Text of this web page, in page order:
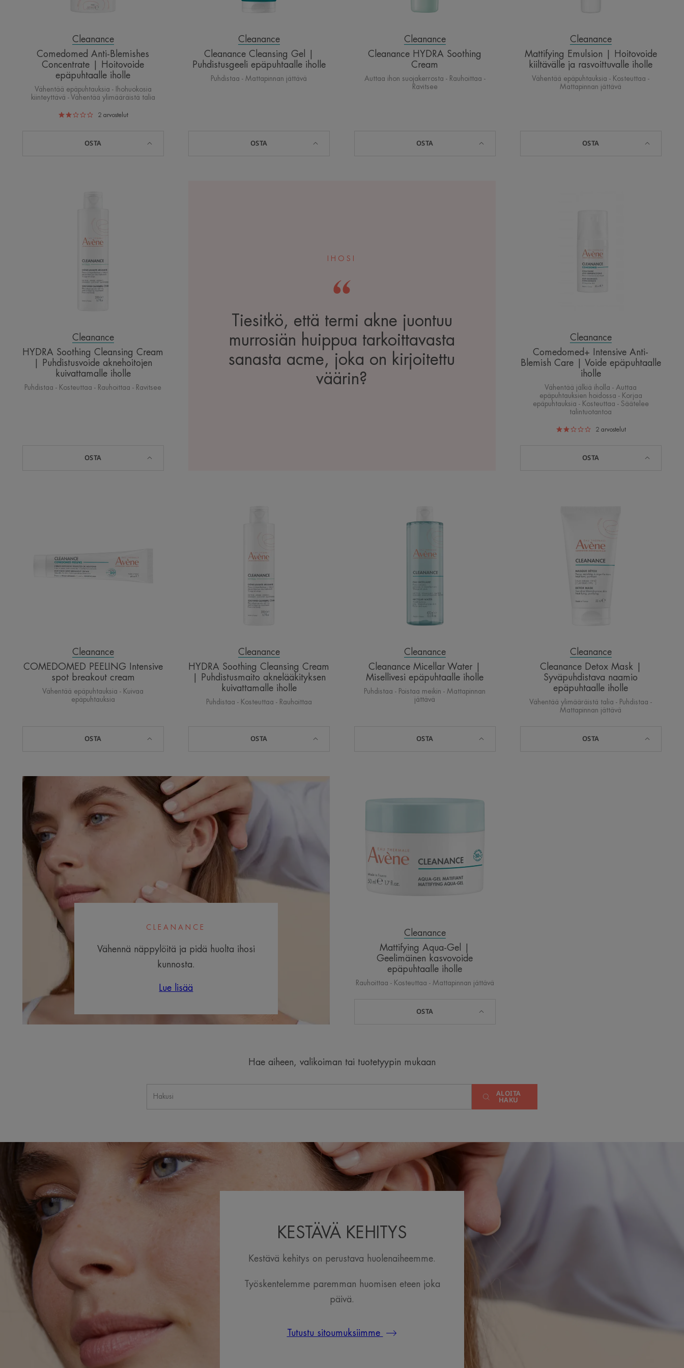
Cleanance
Comedomed Anti-Blemishes
Concentrate | Hoitovoide
epäpuhtaalle iholle
Vähentää epäpuhtauksia - Ihohuokosia
kiinteyttävä - Vähentää ylimääräistä talia
2 arvostelut
OSTA
Cleanance
Cleanance Cleansing Gel |
Puhdistusgeeli epäpuhtaalle iholle
Puhdistaa - Mattapinnan jättävä
OSTA
Cleanance
Cleanance HYDRA Soothing
Cream
Auttaa ihon suojakerrosta - Rauhoittaa -
Ravitsee
OSTA
Cleanance
Mattifying Emulsion | Hoitovoide
kiiltävälle ja rasvoittuvalle iholle
Vähentää epäpuhtauksia - Kosteuttaa -
Mattapinnan jättävä
OSTA
Puhdistusvoide
kuivattamalle
iholle
Cleanance
HYDRA Soothing Cleansing Cream
| Puhdistusvoide aknehoitojen
kuivattamalle iholle
Puhdistaa - Kosteuttaa - Rauhoittaa - Ravitsee
OSTA
IHOSI
Tiesitkö, että termi akne juontuu
murrosiän huippua tarkoittavasta
sanasta acme, joka on kirjoitettu
väärin?
Voide
epäpuhtaalle
iholle
Cleanance
Comedomed+ Intensive Anti-
Blemish Care | Voide epäpuhtaalle
iholle
Vähentää jälkiä iholla - Auttaa
epäpuhtauksien hoidossa - Korjaa
epäpuhtauksia - Kosteuttaa - Säätelee
talintuotantoa
2 arvostelut
OSTA
cream
Cleanance
COMEDOMED PEELING Intensive
spot breakout cream
Vähentää epäpuhtauksia - Kuivaa
epäpuhtauksia
OSTA
Puhdistusmaito
kuivattamalle
iholle
Cleanance
HYDRA Soothing Cleansing Cream
| Puhdistusmaito aknelääkityksen
kuivattamalle iholle
Puhdistaa - Kosteuttaa - Rauhoittaa
OSTA
Water
epäpuhtaalle
iholle
Cleanance
Cleanance Micellar Water |
Misellivesi epäpuhtaalle iholle
Puhdistaa - Poistaa meikin - Mattapinnan
jättävä
OSTA
Syväpuhdistava
naamio
epäpuhtaalle
iholle
Cleanance
Cleanance Detox Mask |
Syväpuhdistava naamio
epäpuhtaalle iholle
Vähentää ylimääräistä talia - Puhdistaa -
Mattapinnan jättävä
OSTA
CLEANANCE
Vähennä näppylöitä ja pidä huolta ihosi
kunnosta.
Lue lisää
Gel
epäpuhtaalle
iholle
Cleanance
Mattifying Aqua-Gel |
Geelimäinen kasvovoide
epäpuhtaalle iholle
Rauhoittaa - Kosteuttaa - Mattapinnan jättävä
OSTA
Hae aiheen, valikoiman tai tuotetyypin mukaan
ALOITA
HAKU
KESTÄVÄ KEHITYS
Kestävä kehitys on perustava huolenaiheemme.
Työskentelemme paremman huomisen eteen joka
päivä.
Tutustu sitoumuksiimme